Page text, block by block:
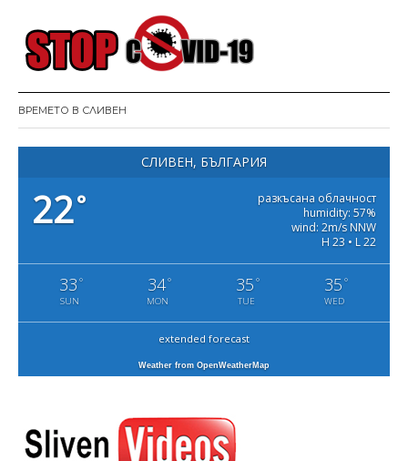
ВРЕМЕТО В СЛИВЕН
СЛИВЕН, БЪЛГАРИЯ
22°
разкъсана облачност
humidity: 57%
wind: 2m/s NNW
H 23 • L 22
33 °
SUN
34°
MON
35 °
TUE
35 °
WED
extended forecast
Weather from OpenWeatherMap